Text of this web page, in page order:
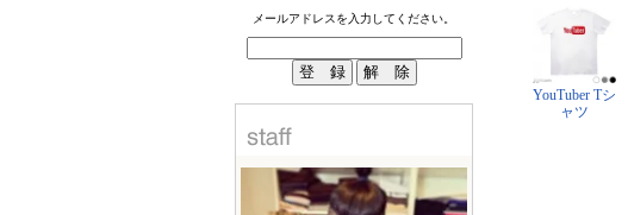
メールアドレスを入力してください。
YouTuber Tシ
ャツ